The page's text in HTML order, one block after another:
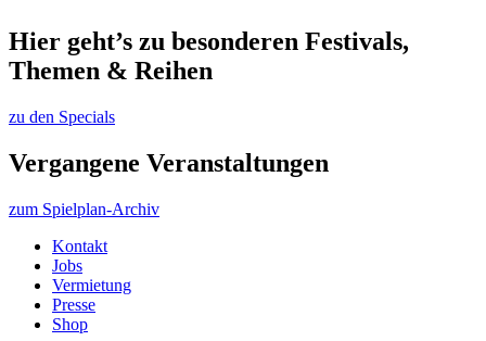
Hier geht’s zu besonderen Festivals,
Themen & Reihen
zu den Specials
Vergangene Veranstaltungen
zum Spielplan-Archiv
Kontakt
Jobs
Vermietung
Presse
Shop